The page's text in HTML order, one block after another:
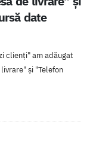
date
clienți" am adăugat
și "Telefon